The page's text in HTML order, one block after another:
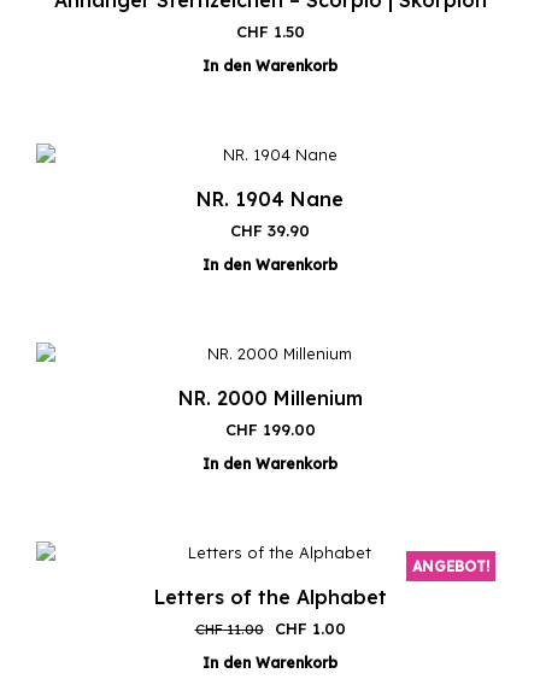
CHF 1.50
In den Warenkorb
NR. 1904 Nane
CHF 39.90
In den Warenkorb
NR. 2000 Millenium
CHF 199.00
In den Warenkorb
ANGEBOT!
Letters of the Alphabet
CHF11.00
Ursprünglicher
Preis
war:
CHF 1.00Aktueller
In den Warenkorb